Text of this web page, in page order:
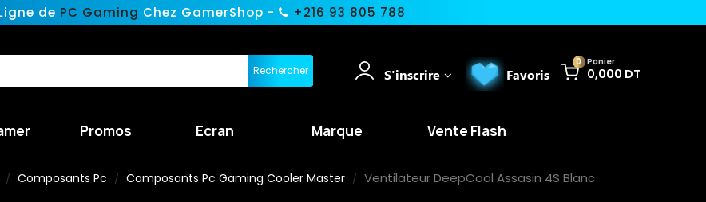
de PC Gaming Chez GamerShop - +216 93 805 788
Rechercher
0 Panier
0,000 DT
Favoris
S'inscrire
Promos Ecran Marque Vente Flash
Composants Pc Composants Pc Gaming Cooler Master Ventilateur DeepCool Assasin 4S Blanc